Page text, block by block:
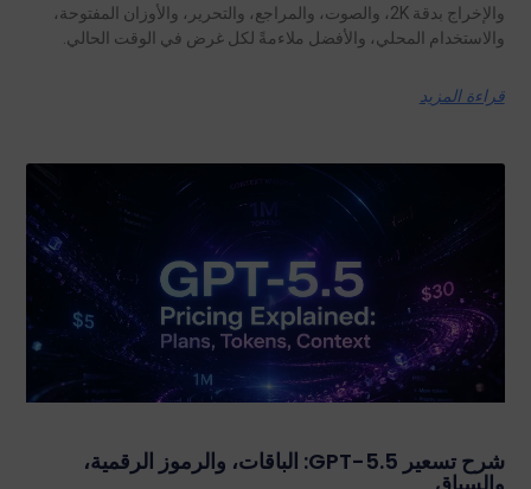
والإخراج بدقة 2K، والصوت، والمراجع، والتحرير، والأوزان المفتوحة،
والاستخدام المحلي، والأفضل ملاءمةً لكل غرض في الوقت الحالي.
قراءة المزيد
شرح تسعير GPT-5.5: الباقات، والرموز الرقمية،